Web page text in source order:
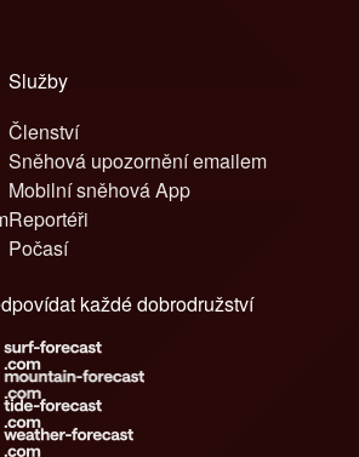
Služby
Členství
Sněhová upozornění emailem
Mobilní sněhová App
Reportéři
Počasí
každé dobrodružství